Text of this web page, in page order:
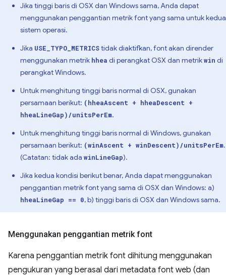
Jika tinggi baris di OSX dan Windows sama, Anda dapat
menggunakan penggantian metrik font yang sama untuk kedua
sistem operasi.
Jika USE_TYPO_METRICStidak diaktifkan, font akan dirender
menggunakan metrik hhea di perangkat OSX dan metrikwin di
perangkat Windows.
Untuk menghitung tinggi baris normal di OSX, gunakan
persamaan berikut: (hheaAscent + hheaDescent +
hheaLineGap)/unitsPerEm.
Untuk menghitung tinggi baris normal di Windows, gunakan
persamaan berikut: (winAscent + winDescent)/unitsPerEm.
(Catatan: tidak ada winLineGap).
Jika kedua kondisi berikut benar, Anda dapat menggunakan
penggantian metrik font yang sama di OSX dan Windows: a)
hheaLineGap == 0, b) tinggi baris di OSX dan Windows sama.
Menggunakan penggantian metrik font
Karena penggantian metrik font dihitung menggunakan
pengukuran yang berasal dari metadata font web (dan